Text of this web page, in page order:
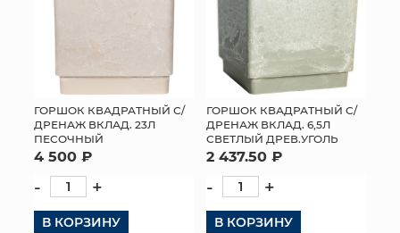
ГОРШОК КВАДРАТНЫЙ С/
ДРЕНАЖ ВКЛАД. 23Л
ПЕСОЧНЫЙ
4 500 ₽
- +
В КОРЗИНУ
ГОРШОК КВАДРАТНЫЙ С/
ДРЕНАЖ ВКЛАД. 6,5Л
СВЕТЛЫЙ ДРЕВ.УГОЛЬ
2 437.50 ₽
- +
В КОРЗИНУ